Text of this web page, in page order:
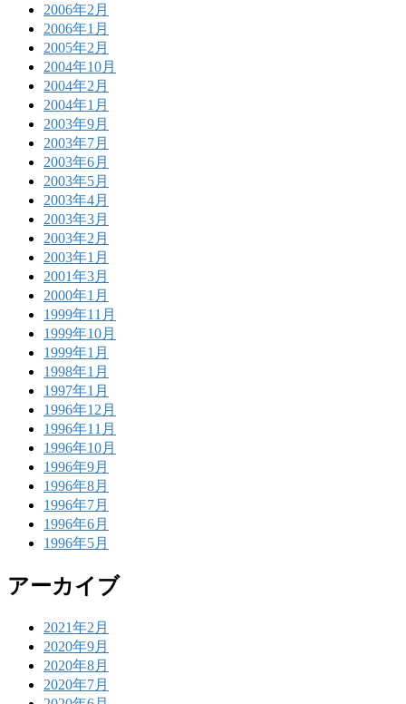
2006年2月
2006年1月
2005年2月
2004年10月
2004年2月
2004年1月
2003年9月
2003年7月
2003年6月
2003年5月
2003年4月
2003年3月
2003年2月
2003年1月
2001年3月
2000年1月
1999年11月
1999年10月
1999年1月
1998年1月
1997年1月
1996年12月
1996年11月
1996年10月
1996年9月
1996年8月
1996年7月
1996年6月
1996年5月
アーカイブ
2021年2月
2020年9月
2020年8月
2020年7月